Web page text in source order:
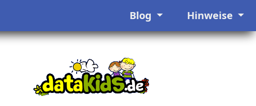
Blog Hinweise